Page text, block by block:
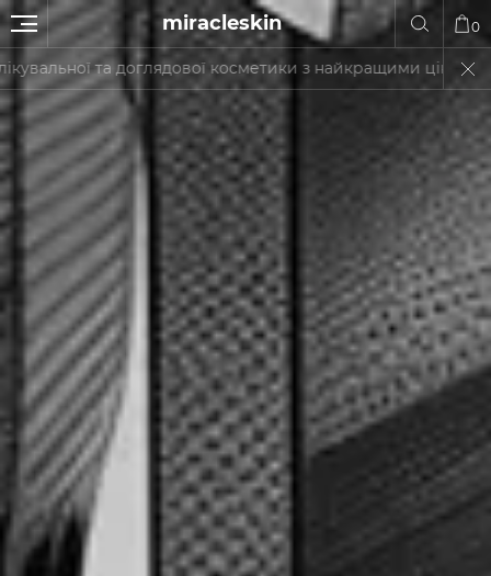
miracleskin 0
косметики з найкращими цінами в Україні. На